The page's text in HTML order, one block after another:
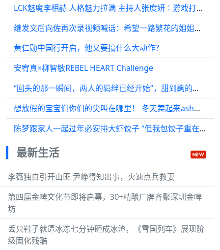
LCK魅魔李相赫 人格魅力拉满 主持人张度妍∶游戏打的好的人很多…
继发文后向佐再次录视频喊话：希望一路繁花的姐姐们你们不要再烦我妈了好不好？
黄仁勋中国行开启，他又要搞什么大动作？
安宥真×柳智敏REBEL HEART Challenge
“回头的那一瞬间，两人的羁绊已经开始”，甜到齁的那种！
想放假的宝宝们你们的尖叫在哪里！ 冬天舞起来ash卡点舞火星哥
陈梦跟家人一起过年必安排大虾饺子 “但我包饺子重在参与 ”
最新生活
李薇独自引开山匪 尹峥得知出事，火速点兵救妻
第四届金啤文化节即将启幕，30+精酿厂牌齐聚深圳金啤
坊
丢只鞋子就遭冰冻七分钟砸成冰渣，《雪国列车》展现阶
级固化残酷